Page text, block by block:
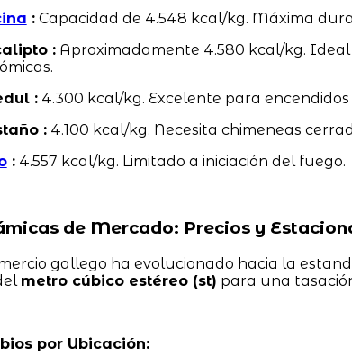
:Capacidad de 4.548 kcal/kg. Máxima
:Aproximadamente 4.580 kcal/kg.
:4.300 kcal/kg. Excelente para
:4.100 kcal/kg. Necesita chimeneas
:4.557 kcal/kg. Limitado a iniciación del fuego.
de Mercado: Precios y
gallego ha evolucionado hacia la
metro cúbico estéreo (st) para una
por Ubicación: